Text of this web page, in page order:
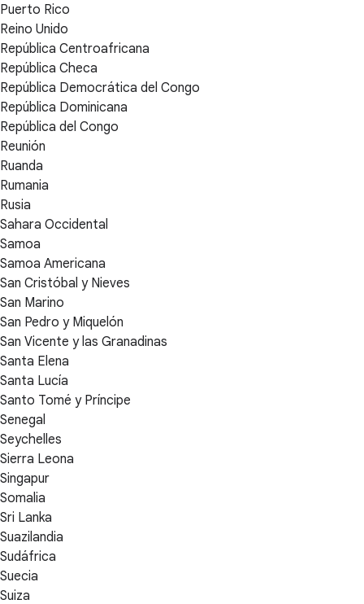
Puerto Rico
Reino Unido
República Centroafricana
República Checa
República Democrática del Congo
República Dominicana
República del Congo
Reunión
Ruanda
Rumania
Rusia
Sahara Occidental
Samoa
Samoa Americana
San Cristóbal y Nieves
San Marino
San Pedro y Miquelón
San Vicente y las Granadinas
Santa Elena
Santa Lucía
Santo Tomé y Príncipe
Senegal
Seychelles
Sierra Leona
Singapur
Somalia
Sri Lanka
Suazilandia
Sudáfrica
Suecia
Suiza